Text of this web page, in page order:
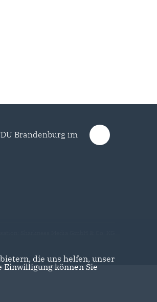
Brandenburg im
die uns helfen, unser
Einwilligung können Sie